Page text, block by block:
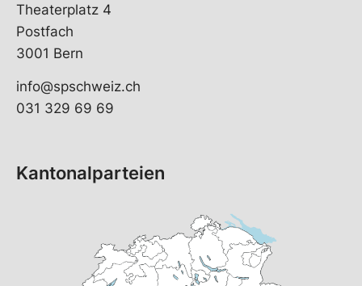
Theaterplatz 4
Postfach
3001 Bern
info@spschweiz.ch
031 329 69 69
Kantonalparteien